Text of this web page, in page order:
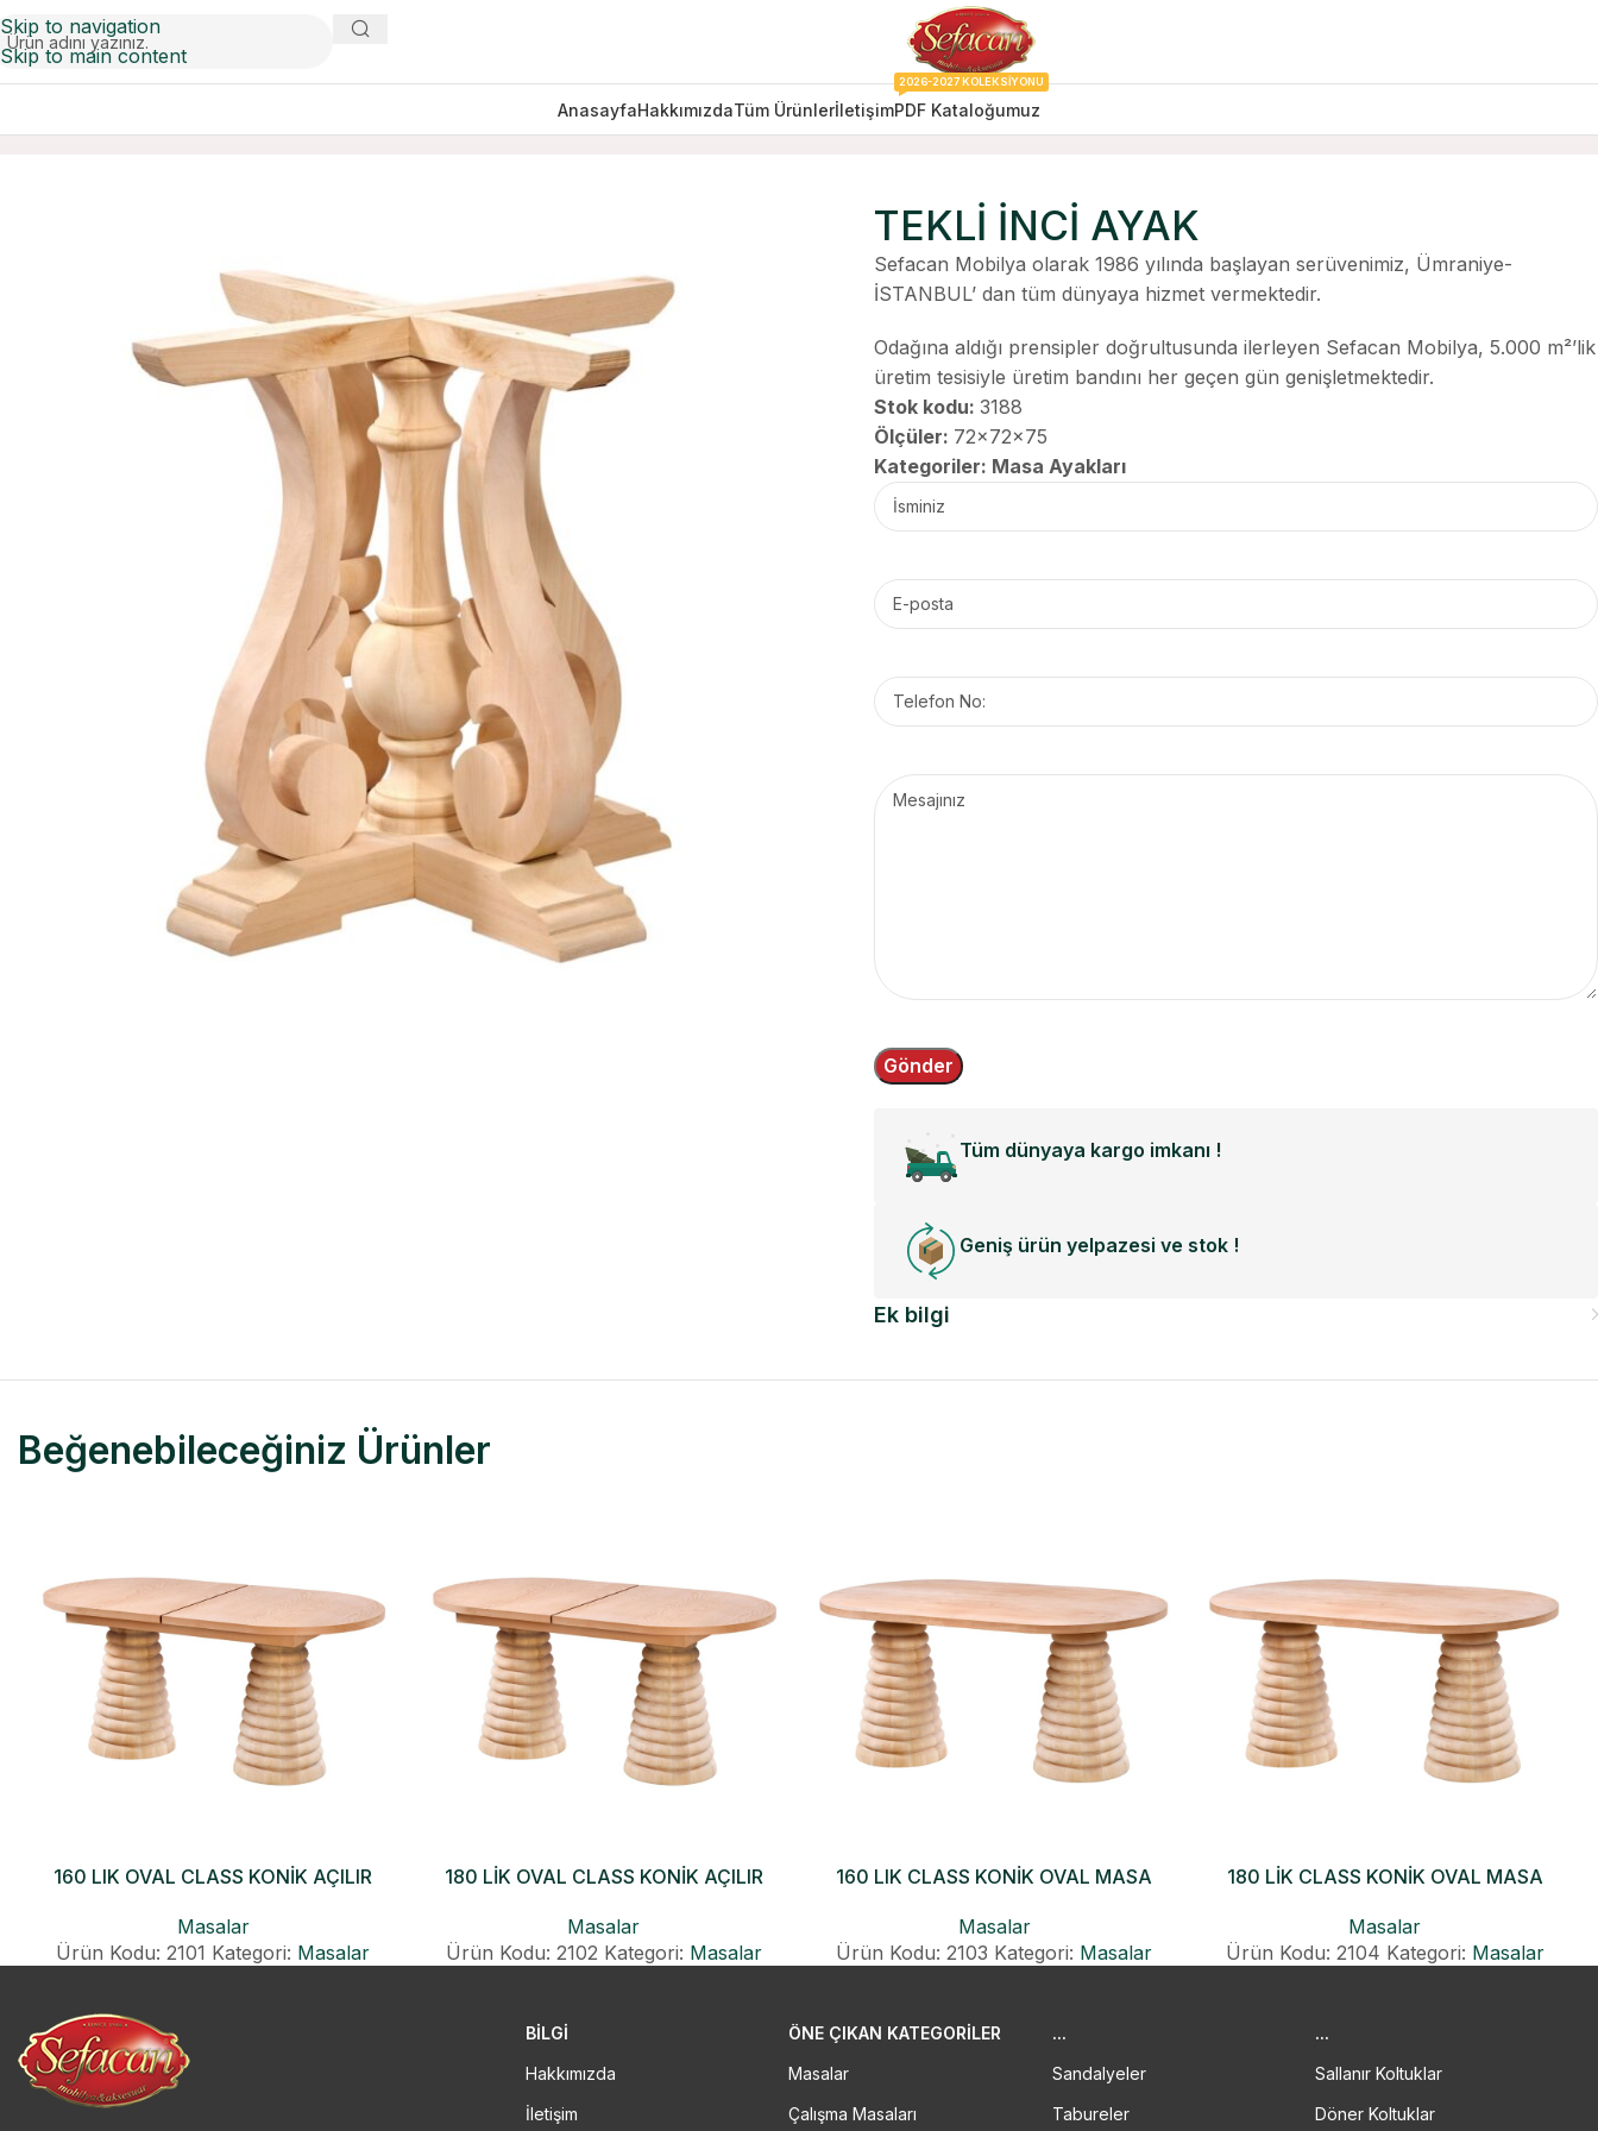
Skip to navigation
Skip to main content
AnasayfaHakkımızdaTüm ÜrünlerİletişimPDF Kataloğumuz
2026-2027 KOLEKSIYONU
TEKLİ İNCİ AYAK
Sefacan Mobilya olarak 1986 yılında başlayan serüvenimiz, Ümraniye-
İSTANBUL’ dan tüm dünyaya hizmet vermektedir.
Odağına aldığı prensipler doğrultusunda ilerleyen Sefacan Mobilya, 5.000 m²’lik
üretim tesisiyle üretim bandını her geçen gün genişletmektedir.
Stok kodu:3188
Ölçüler: 72x72x75
Kategoriler: Masa Ayakları
Tüm dünyaya kargo imkanı !
Geniş ürün yelpazesi ve stok !
Ek bilgi
Beğenebileceğiniz Ürünler
160 LIK OVAL CLASS KONİK AÇILIR
Masalar
Ürün Kodu: 2101 Kategori: Masalar
180 LİK OVAL CLASS KONİK AÇILIR
Masalar
Ürün Kodu: 2102 Kategori: Masalar
160 LIK CLASS KONİK OVAL MASA
Masalar
Ürün Kodu: 2103 Kategori: Masalar
180 LİK CLASS KONİK OVAL MASA
Masalar
Ürün Kodu: 2104 Kategori: Masalar
BİLGİ
Hakkımızda
İletişim
ÖNE ÇIKAN KATEGORILER
Masalar
Çalışma Masaları
...
Sandalyeler
Tabureler
...
Sallanır Koltuklar
Döner Koltuklar